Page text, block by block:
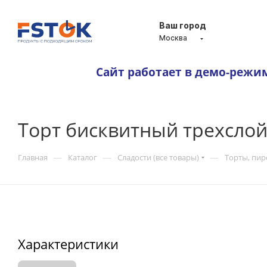
Ваш город
Москва
Сайт работает в демо-
Торт бисквитный
Главная — Каталог — Сладости (все товары) — Торты,
Характеристики